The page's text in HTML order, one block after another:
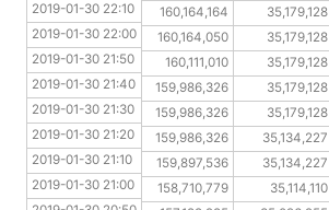
2019-01-30 22:00
160,164,164 35,179,128
2019-01-30 21:50
160,164,050 35,179,128
2019-01-30 21:40
160,111,010 35,179,128
2019-01-30 21:30
159,986,326 35,179,128
2019-01-30 21:20
159,986,326 35,179,128
2019-01-30 21:10
159,986,326 35,134,227
2019-01-30 21:00
159,897,536 35,134,227
2019-01-30 20:50
158,710,779 35,114,110
2019-01-30 22:10
2019-01-30 22:00
2019-01-30 21:50
2019-01-30 21:40
2019-01-30 21:30
2019-01-30 21:20
2019-01-30 21:10
2019-01-30 21:00